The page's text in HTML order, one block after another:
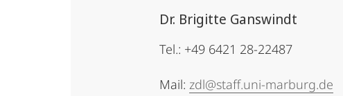
Dr. Brigitte Ganswindt
Tel.: +49 6421 28-22487
Mail: zdl@staff.uni-marburg.de